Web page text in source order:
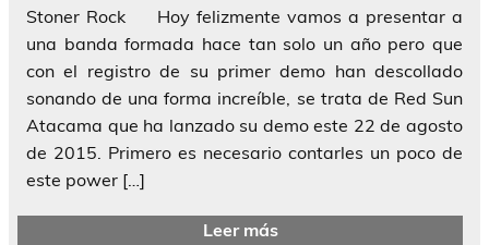
Stoner Rock Hoy felizmente vamos a presentar a
una banda formada hace tan solo un año pero que
con el registro de su primer demo han descollado
sonando de una forma increíble, se trata de Red Sun
Atacama que ha lanzado su demo este 22 de agosto
de 2015. Primero es necesario contarles un poco de
este power […]
Leer más